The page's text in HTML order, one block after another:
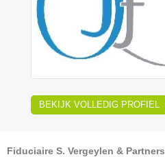
BEKIJK VOLLEDIG PROFIEL
Fiduciaire S. Vergeylen & Partners